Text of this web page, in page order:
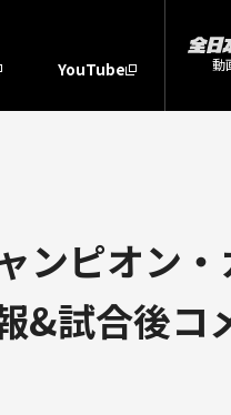
YouTube 動
ンピオン
&試合後コ